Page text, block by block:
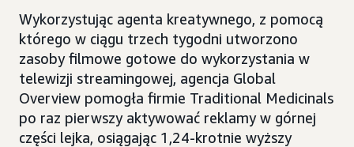
Wykorzystując agenta kreatywnego, z pomocą
którego w ciągu trzech tygodni utworzono
zasoby filmowe gotowe do wykorzystania w
telewizji streamingowej, agencja Global
Overview pomogła firmie Traditional Medicinals
po raz pierwszy aktywować reklamy w górnej
części lejka, osiągając 1,24-krotnie wyższy